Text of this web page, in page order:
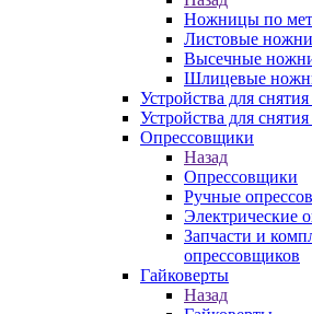
Ножницы по
Листовые
Высечные
Шлицевые
Устройства для
Устройства для
Опрессовщики
Назад
Опрессовщики
Ручные
Электрические
Запчасти и
опрессовщиков
Гайковерты
Назад